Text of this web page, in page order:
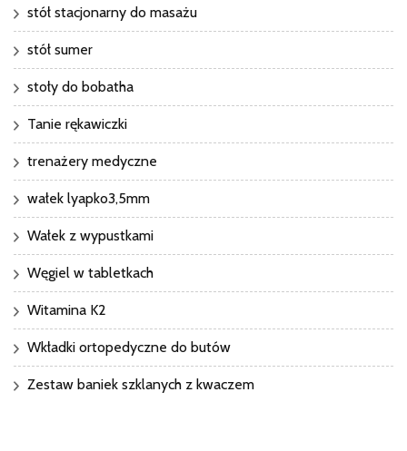
stół stacjonarny do masażu
stół sumer
stoły do bobatha
Tanie rękawiczki
trenażery medyczne
wałek lyapko3,5mm
Wałek z wypustkami
Węgiel w tabletkach
Witamina K2
Wkładki ortopedyczne do butów
Zestaw baniek szklanych z kwaczem